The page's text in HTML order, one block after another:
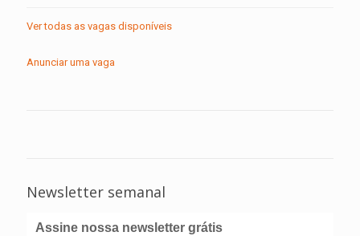
Ver todas as vagas disponíveis
Anunciar uma vaga
Newsletter semanal
Assine nossa newsletter grátis